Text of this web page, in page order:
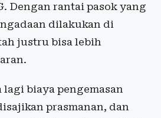
Dengan rantai pasok yang
dilakukan di
justru bisa lebih
biaya pengemasan
prasmanan, dan